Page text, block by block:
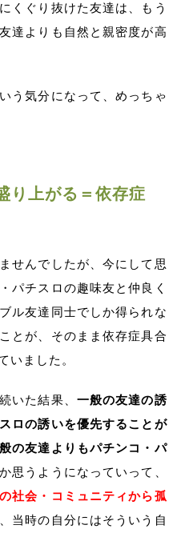
くぐり抜けた友達は、もう
達よりも自然と親密度が高
う気分になって、めっちゃ
り上がる＝依存症
せんでしたが、今にして思
パチスロの趣味友と仲良く
ル友達同士でしか得られな
とが、そのまま依存症具合
いました。
いた結果、 一般の友達の誘
ロの誘いを優先することが
の友達よりもパチンコ・パ
思うようになっていって、
社会・コミュニティから孤
当時の自分にはそういう自